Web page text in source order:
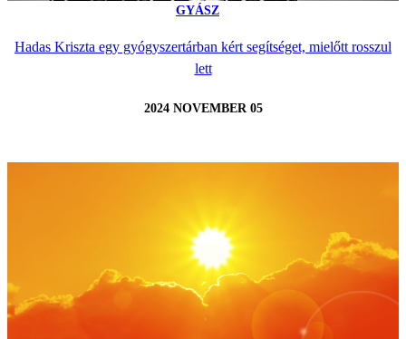
GYÁSZ
Hadas Kriszta egy gyógyszertárban kért segítséget, mielőtt rosszul
lett
2024 NOVEMBER 05